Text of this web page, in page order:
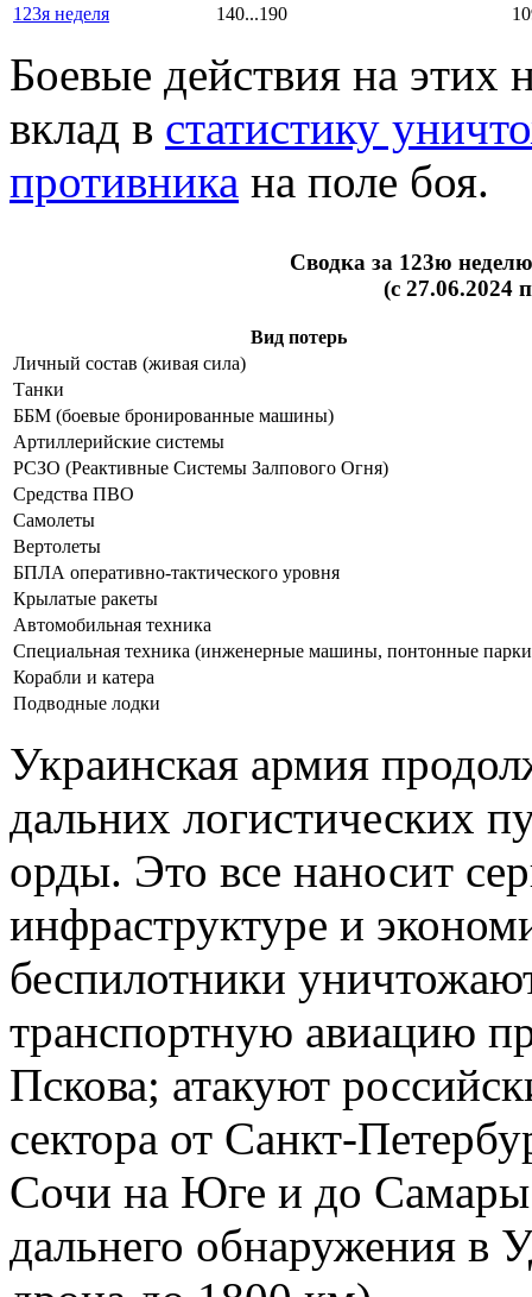
123я неделя 140...190
Боевые действия на этих
вклад в статистику
противника на поле боя.
Сводка за 123ю
(с 27.06.2024
Вид потерь
Личный состав (живая сила)
Танки
ББМ (боевые бронированные машины)
Артиллерийские системы
РСЗО (Реактивные Системы Залпового Огня)
Средства ПВО
Самолеты
Вертолеты
БПЛА оперативно-тактического уровня
Крылатые ракеты
Автомобильная техника
Специальная техника (инженерные машины, понтонные
Корабли и катера
Подводные лодки
Украинская армия
дальних логистических
орды. Это все наносит
инфраструктуре и
беспилотники
транспортную авиацию
Пскова; атакуют
сектора от Санкт-
Сочи на Юге и до
дальнего обнаружения в